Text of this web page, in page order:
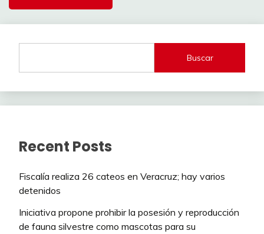
Buscar
Recent Posts
Fiscalía realiza 26 cateos en Veracruz; hay varios
detenidos
Iniciativa propone prohibir la posesión y reproducción
de fauna silvestre como mascotas para su